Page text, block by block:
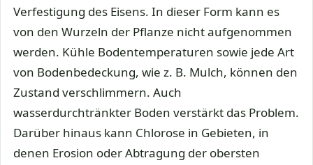
Verfestigung des Eisens. In dieser Form kann es
von den Wurzeln der Pflanze nicht aufgenommen
werden. Kühle Bodentemperaturen sowie jede Art
von Bodenbedeckung, wie z. B. Mulch, können den
Zustand verschlimmern. Auch
wasserdurchtränkter Boden verstärkt das Problem.
Darüber hinaus kann Chlorose in Gebieten, in
denen Erosion oder Abtragung der obersten